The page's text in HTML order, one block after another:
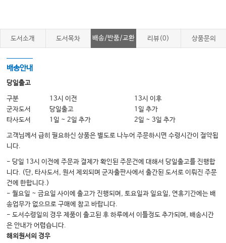
15 Postoperative Results of Immediate Prosthetic Reconstruction after
Reconstruction
Appendix Standard Operating Procedure Ver. 1.0 for the Gas-Inflated
Robotic Nipple-Sparing Mastectomy Using a Multiport Robotic
Surgical System (da Vinci Xi) 1
도서소개 도서목차 배송/반품/교환 리뷰(0) 상품문의
배송안내
당일출고
구분 13시 이전
13시 이후
군자도서
당일출고
1일 추가
타사도서
1일 ~ 2일 추가 2일 ~ 3일 추가
고객님께서 급히 필요하신 상품은 별도로 나누어 주문하시면 수령시간이 절약됩
니다.
- 당일 13시 이전에 주문과 결제가 확인된 주문건에 대해서 당일출고를 진행합
니다. (단, 타사도서, 원서 제외되며 군자출판사에서 출간된 도서로 이뤄진 주문
건에 한합니다.)
- 월요일 ~ 금요일 사이에 출고가 진행되며, 토요일과 일요일, 연휴기간에는 배
송업무가 없으므로 구매에 참고 바랍니다.
- 도서수령일의 경우 제품이 출고된 후 하루에서 이틀정도 추가되며, 배송시간
은 안내가 어렵습니다.
해외원서의 경우